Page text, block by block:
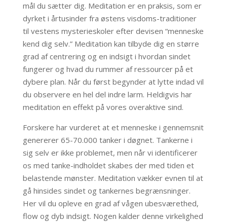
mål du sætter dig. Meditation er en praksis, som er
dyrket i årtusinder fra østens visdoms-traditioner
til vestens mysterieskoler efter devisen “menneske
kend dig selv.” Meditation kan tilbyde dig en større
grad af centrering og en indsigt i hvordan sindet
fungerer og hvad du rummer af ressourcer på et
dybere plan. Når du først begynder at lytte indad vil
du observere en hel del indre larm. Heldigvis har
meditation en effekt på vores overaktive sind.
Forskere har vurderet at et menneske i gennemsnit
genererer 65-70.000 tanker i døgnet. Tankerne i
sig selv er ikke problemet, men når vi identificerer
os med tanke-indholdet skabes der med tiden et
belastende mønster. Meditation vækker evnen til at
gå hinsides sindet og tankernes begrænsninger.
Her vil du opleve en grad af vågen ubesværethed,
flow og dyb indsigt. Nogen kalder denne virkelighed